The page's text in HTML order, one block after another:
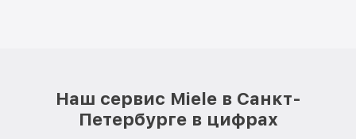
Наш сервис Miele в Санкт-
Петербурге в цифрах